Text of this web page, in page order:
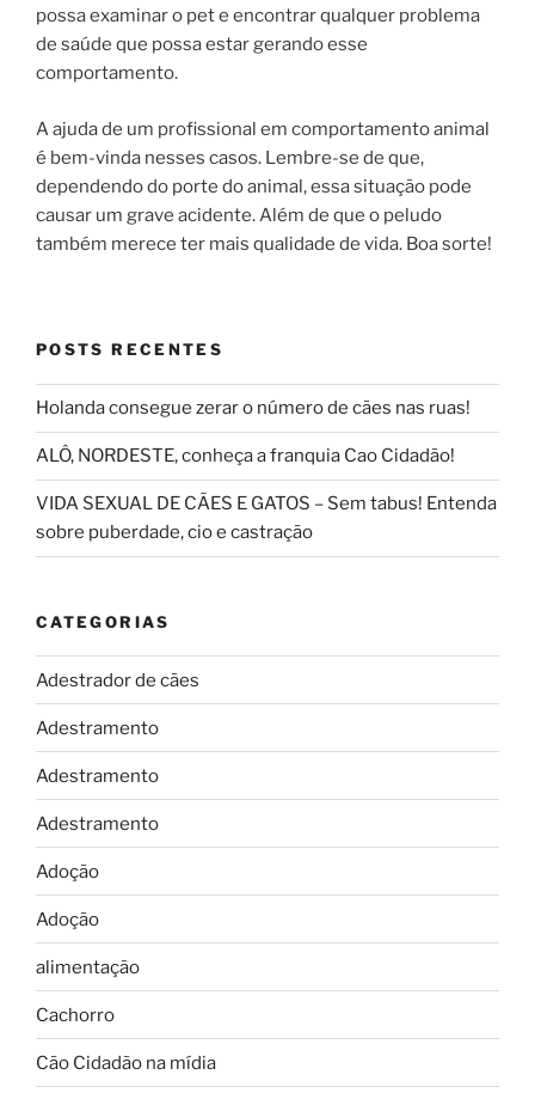
possa examinar o pet e encontrar qualquer problema
de saúde que possa estar gerando esse
comportamento.
A ajuda de um profissional em comportamento animal
é bem-vinda nesses casos. Lembre-se de que,
dependendo do porte do animal, essa situação pode
causar um grave acidente. Além de que o peludo
também merece ter mais qualidade de vida. Boa sorte!
POSTS RECENTES
Holanda consegue zerar o número de cães nas ruas!
ALÔ, NORDESTE, conheça a franquia Cao Cidadão!
VIDA SEXUAL DE CÃES E GATOS – Sem tabus! Entenda
sobre puberdade, cio e castração
CATEGORIAS
Adestrador de cães
Adestramento
Adestramento
Adestramento
Adoção
Adoção
alimentação
Cachorro
Cão Cidadão na mídia